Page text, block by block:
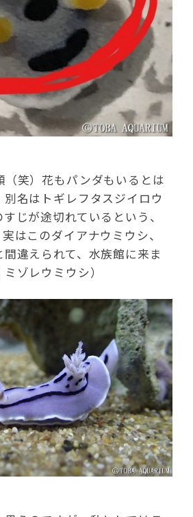
（笑）花もパンダもいるとは
名はトギレフタスジイロウ
じが途切れているという、
はこのダイアナウミウシ、
違えられて、水族館に来ま
ゾレウミウシ）